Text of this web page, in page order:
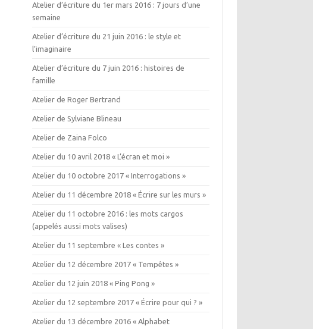
Atelier d’écriture du 1er mars 2016 : 7 jours d’une
semaine
Atelier d’écriture du 21 juin 2016 : le style et
l’imaginaire
Atelier d’écriture du 7 juin 2016 : histoires de
famille
Atelier de Roger Bertrand
Atelier de Sylviane Blineau
Atelier de Zaina Folco
Atelier du 10 avril 2018 « L’écran et moi »
Atelier du 10 octobre 2017 « Interrogations »
Atelier du 11 décembre 2018 « Écrire sur les murs »
Atelier du 11 octobre 2016 : les mots cargos
(appelés aussi mots valises)
Atelier du 11 septembre « Les contes »
Atelier du 12 décembre 2017 « Tempêtes »
Atelier du 12 juin 2018 « Ping Pong »
Atelier du 12 septembre 2017 « Écrire pour qui ? »
Atelier du 13 décembre 2016 « Alphabet